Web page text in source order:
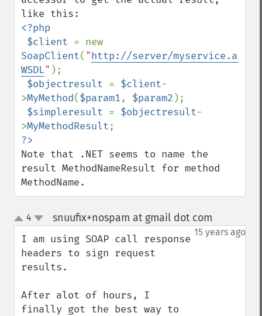
<?php
$client
SoapClient( "http://server/myservice.asmx?
WSDL" );
$objectresult = $client-
>MyMethod($param1, $param2 );
$simpleresult = $objectresult-
>MyMethodResult
Note that .NET seems to name the
result MethodNameResult for method
MethodName.
up
down
4 snuufix+nospam at gmail dot com
15 years ago
I am using SOAP call response
headers to sign request
results.
After alot of hours, I
finally got the best way to